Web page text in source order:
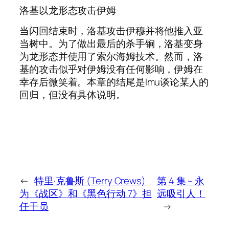
洛基以龙形态攻击伊姆
当闪回结束时，洛基攻击伊穆并将他推入亚
当树中。为了做出最后的杀手锏，洛基变身
为龙形态并使用了索尔海姆技术。然而，洛
基的攻击似乎对伊姆没有任何影响，伊姆在
幸存后微笑着。本章的结尾是Imu谈论某人的
回归，但没有具体说明。
← 特里·克鲁斯 (Terry Crews)
为《战区》和《黑色行动 7》担
任干员
第 4 集 – 永
远吸引人！
→